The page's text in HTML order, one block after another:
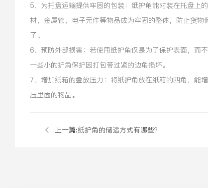
5、为托盘运输提供牢固的包装：纸护角能对装在托盘上
材，金属管，电子元件等物品成为牢固的整体，防止货
了。
6、预防外部损害：若使用纸护角仅是为了保护表面，而
一些小的护角保护因打包带过紧的边角损坏。
7、增加纸箱的叠放压力：将纸护角放在纸箱的四角，能
压里面的物品。
上一篇:纸护角的储运方式有哪些？